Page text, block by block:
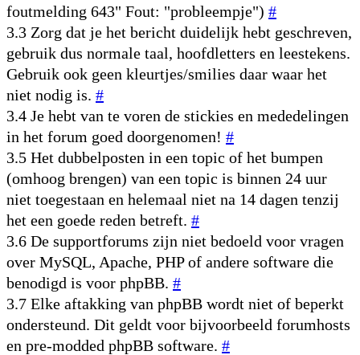
foutmelding 643" Fout: "probleempje") #
3.3 Zorg dat je het bericht duidelijk hebt geschreven,
gebruik dus normale taal, hoofdletters en leestekens.
Gebruik ook geen kleurtjes/smilies daar waar het
niet nodig is. #
3.4 Je hebt van te voren de stickies en mededelingen
in het forum goed doorgenomen! #
3.5 Het dubbelposten in een topic of het bumpen
(omhoog brengen) van een topic is binnen 24 uur
niet toegestaan en helemaal niet na 14 dagen tenzij
het een goede reden betreft. #
3.6 De supportforums zijn niet bedoeld voor vragen
over MySQL, Apache, PHP of andere software die
benodigd is voor phpBB. #
3.7 Elke aftakking van phpBB wordt niet of beperkt
ondersteund. Dit geldt voor bijvoorbeeld forumhosts
en pre-modded phpBB software. #